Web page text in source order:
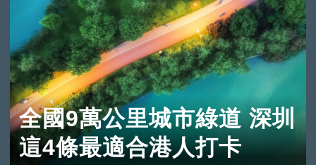
全國9萬公里城市綠道 深圳
這4條最適合港人打卡